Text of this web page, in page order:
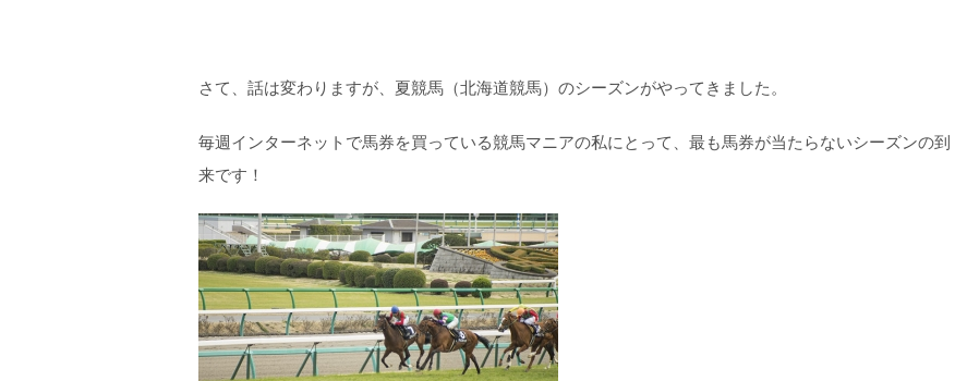
さて、話は変わりますが、夏競馬（北海道競馬）のシーズンがやってきました。
毎週インターネットで馬券を買っている競馬マニアの私にとって、最も馬券が当たらないシーズンの到
来です！